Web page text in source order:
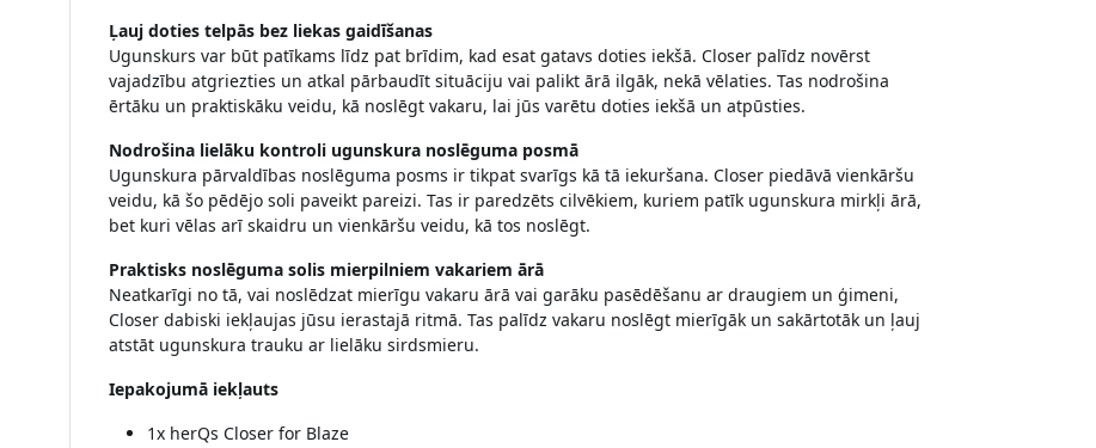
Ļauj doties telpās bez liekas gaidīšanas
Ugunskurs var būt patīkams līdz pat brīdim, kad esat gatavs doties iekšā. Closer palīdz novērst
vajadzību atgriezties un atkal pārbaudīt situāciju vai palikt ārā ilgāk, nekā vēlaties. Tas nodrošina
ērtāku un praktiskāku veidu, kā noslēgt vakaru, lai jūs varētu doties iekšā un atpūsties.
Nodrošina lielāku kontroli ugunskura noslēguma posmā
Ugunskura pārvaldības noslēguma posms ir tikpat svarīgs kā tā iekuršana. Closer piedāvā vienkāršu
veidu, kā šo pēdējo soli paveikt pareizi. Tas ir paredzēts cilvēkiem, kuriem patīk ugunskura mirkļi ārā,
bet kuri vēlas arī skaidru un vienkāršu veidu, kā tos noslēgt.
Praktisks noslēguma solis mierpilniem vakariem ārā
Neatkarīgi no tā, vai noslēdzat mierīgu vakaru ārā vai garāku pasēdēšanu ar draugiem un ģimeni,
Closer dabiski iekļaujas jūsu ierastajā ritmā. Tas palīdz vakaru noslēgt mierīgāk un sakārtotāk un ļauj
atstāt ugunskura trauku ar lielāku sirdsmieru.
Iepakojumā iekļauts
1x herQs Closer for Blaze